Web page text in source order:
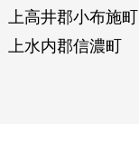
上高井郡小布施町
上水内郡信濃町